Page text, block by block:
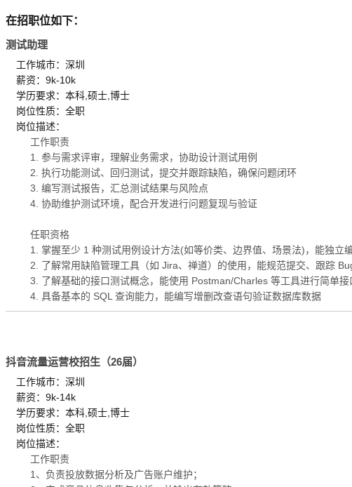
在招职位如下：
测试助理
工作城市：深圳
薪资：9k-10k
学历要求：本科,硕士,博士
岗位性质：全职
岗位描述：
工作职责
1. 参与需求评审，理解业务需求，协助设计测试用例
2. 执行功能测试、回归测试，提交并跟踪缺陷，确保问题闭环
3. 编写测试报告，汇总测试结果与风险点
4. 协助维护测试环境，配合开发进行问题复现与验证
任职资格
1. 掌握至少 1 种测试用例设计方法(如等价类、边界值、场景法)，能独立
2. 了解常用缺陷管理工具（如 Jira、禅道）的使用，能规范提交、跟踪
3. 了解基础的接口测试概念，能使用 Postman/Charles 等工具进行简单接
4. 具备基本的 SQL 查询能力，能编写增删改查语句验证数据库数据
抖音流量运营校招生（26届）
工作城市：深圳
薪资：9k-14k
学历要求：本科,硕士,博士
岗位性质：全职
岗位描述：
工作职责
1、负责投放数据分析及广告账户维护；